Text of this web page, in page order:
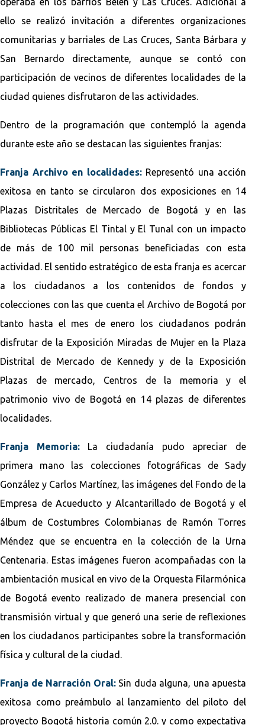
ello se realizó invitación a diferentes organizaciones
comunitarias y barriales de Las Cruces, Santa Bárbara y
San Bernardo directamente, aunque se contó con
participación de vecinos de diferentes localidades de la
ciudad quienes disfrutaron de las actividades.
Dentro de la programación que contempló la agenda
durante este año se destacan las siguientes franjas:
Franja Archivo en localidades:Representó una acción
exitosa en tanto se circularon dos exposiciones en 14
Plazas Distritales de Mercado de Bogotá y en las
Bibliotecas Públicas El Tintal y El Tunal con un impacto
de más de 100 mil personas beneficiadas con esta
actividad. El sentido estratégico de esta franja es acercar
a los ciudadanos a los contenidos de fondos y
colecciones con las que cuenta el Archivo de Bogotá por
tanto hasta el mes de enero los ciudadanos podrán
disfrutar de la Exposición Miradas de Mujer en la Plaza
Distrital de Mercado de Kennedy y de la Exposición
Plazas de mercado, Centros de la memoria y el
patrimonio vivo de Bogotá en 14 plazas de diferentes
localidades.
Franja Memoria:La ciudadanía pudo apreciar de
primera mano las colecciones fotográficas de Sady
González y Carlos Martínez, las imágenes del Fondo de la
Empresa de Acueducto y Alcantarillado de Bogotá y el
álbum de Costumbres Colombianas de Ramón Torres
Méndez que se encuentra en la colección de la Urna
Centenaria. Estas imágenes fueron acompañadas con la
ambientación musical en vivo de la Orquesta Filarmónica
de Bogotá evento realizado de manera presencial con
transmisión virtual y que generó una serie de reflexiones
en los ciudadanos participantes sobre la transformación
física y cultural de la ciudad.
Franja de Narración Oral: Sin duda alguna, una apuesta
exitosa como preámbulo al lanzamiento del piloto del
proyecto Bogotá historia común 2.0. y como expectativa